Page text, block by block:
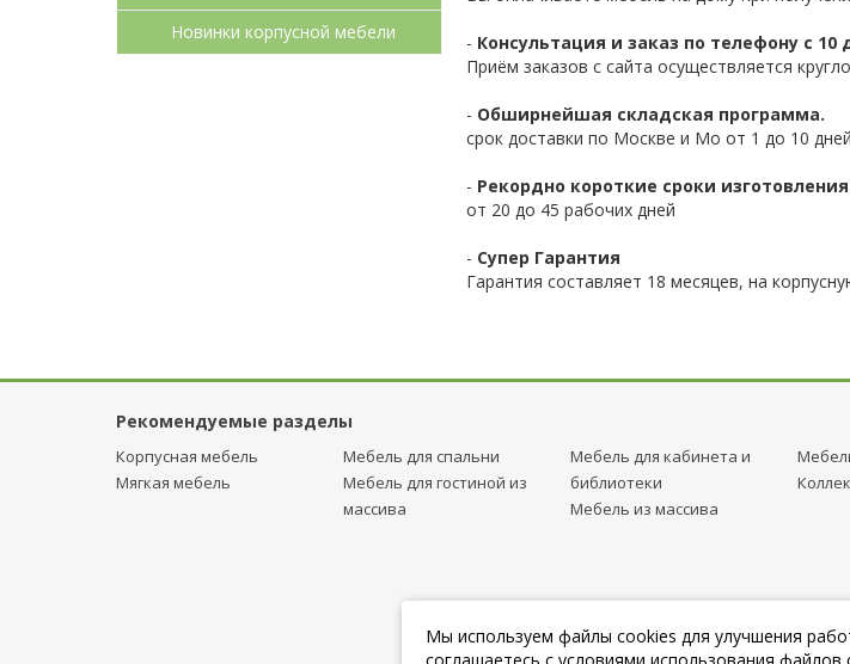
Новинки корпусной мебели
- Консультация и заказ по телефону с 10
Приём заказов с сайта осуществляется
- Обширнейшая складская программа.
срок доставки по Москве и Мо от 1 до 10 дней
- Рекордно короткие сроки
от 20 до 45 рабочих дней
- Супер Гарантия
Гарантия составляет 18 месяцев, на
Рекомендуемые разделы
Корпусная мебель
Мягкая мебель
Мебель для спальни
Мебель для гостиной из
массива
Мебель для кабинета и
библиотеки
Мебель из массива
Мы используем файлы cookies для улучшения